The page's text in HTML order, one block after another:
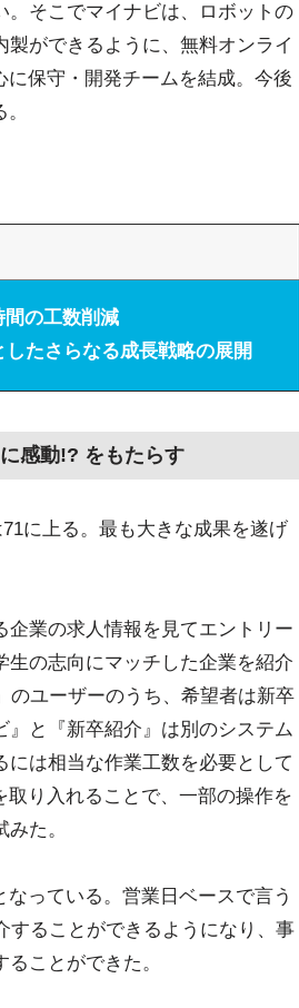
。そこでマイナビは、ロボットの
ができるように、無料オンライ
保守・開発チームを結成。今後
間の工数削減
したさらなる成長戦略の展開
感動!? をもたらす
に上る。最も大きな成果を遂げ
業の求人情報を見てエントリー
の志向にマッチした企業を紹介
のユーザーのうち、希望者は新卒
と『新卒紹介』は別のシステム
は相当な作業工数を必要として
り入れることで、一部の操作を
た。
っている。営業日ベースで言う
することができるようになり、事
ことができた。